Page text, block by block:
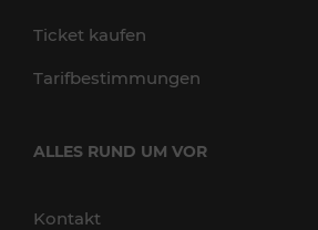
Ticket kaufen
Tarifbestimmungen
ALLES RUND UM VOR
Kontakt